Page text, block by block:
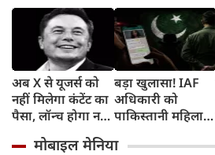
अब X से यूजर्स को
नहीं मिलेगा कंटेंट का
पैसा, लॉन्‍च होगा नया
शर्त
बड़ा खुलासा! IAF
अधिकारी को
पाकिस्तानी महिला
हनीट्रैफ का शिकार,
मोबाइल मेनिया